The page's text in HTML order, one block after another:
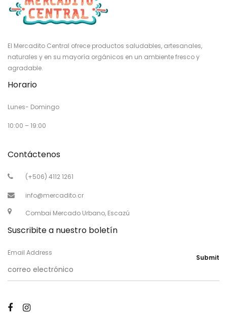
El Mercadito Central ofrece productos saludables, artesanales,
naturales y en su mayoría orgánicos en un ambiente fresco y
agradable.
Horario
Lunes- Domingo
10:00 – 19:00
Contáctenos
(+506) 4112 1261
info@mercadito.cr
Combai Mercado Urbano, Escazú
Suscribite a nuestro boletín
Email Address
Submit